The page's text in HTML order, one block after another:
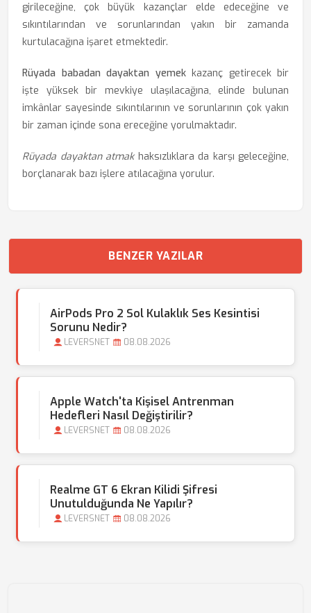
girileceğine, çok büyük kazançlar elde edeceğine ve
sıkıntılarından ve sorunlarından yakın bir zamanda
kurtulacağına işaret etmektedir.
Rüyada babadan dayaktan yemekkazanç getirecek bir
işte yüksek bir mevkiye ulaşılacağına, elinde bulunan
imkânlar sayesinde sıkıntılarının ve sorunlarının çok yakın
bir zaman içinde sona ereceğine yorulmaktadır.
Rüyada dayaktan atmakhaksızlıklara da karşı geleceğine,
borçlanarak bazı işlere atılacağına yorulur.
BENZER YAZILAR
AirPods Pro 2 Sol Kulaklık Ses Kesintisi
Sorunu Nedir?
LEVERSNET 08.08.2026
Apple Watch'ta Kişisel Antrenman
Hedefleri Nasıl Değiştirilir?
LEVERSNET 08.08.2026
Realme GT 6 Ekran Kilidi Şifresi
Unutulduğunda Ne Yapılır?
LEVERSNET 08.08.2026